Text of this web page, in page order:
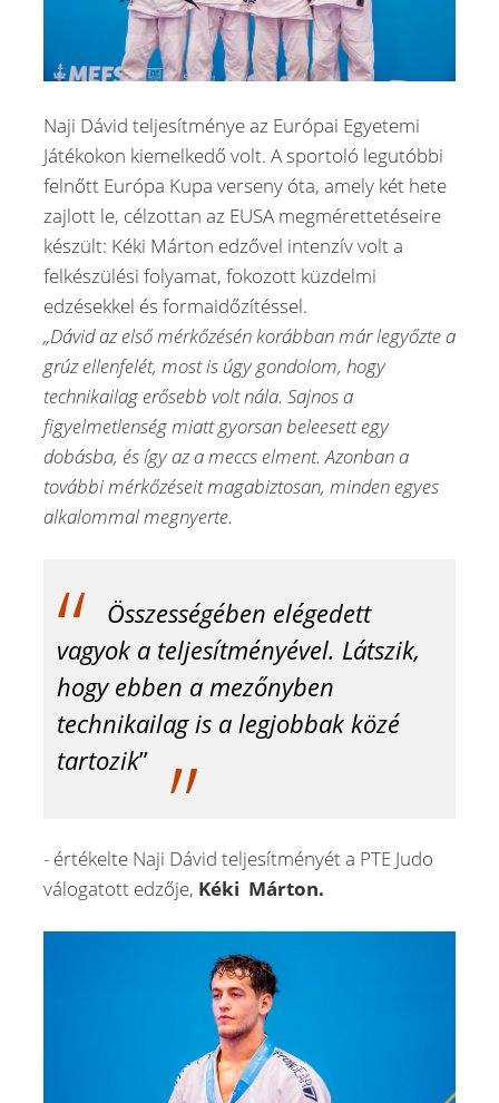
Naji Dávid teljesítménye az Európai Egyetemi
Játékokon kiemelkedő volt. A sportoló legutóbbi
felnőtt Európa Kupa verseny óta, amely két hete
zajlott le, célzottan az EUSA megmérettetéseire
készült: Kéki Márton edzővel intenzív volt a
felkészülési folyamat, fokozott küzdelmi
edzésekkel és formaidőzítéssel.
„Dávid az első mérkőzésén korábban már legyőzte a
grúz ellenfelét, most is úgy gondolom, hogy
technikailag erősebb volt nála. Sajnos a
figyelmetlenség miatt gyorsan beleesett egy
dobásba, és így az a meccs elment. Azonban a
további mérkőzéseit magabiztosan, minden egyes
alkalommal megnyerte.
Összességében elégedett
vagyok a teljesítményével. Látszik,
hogy ebben a mezőnyben
technikailag is a legjobbak közé
tartozik”
- értékelte Naji Dávid teljesítményét a PTE Judo
válogatott edzője, Kéki Márton.